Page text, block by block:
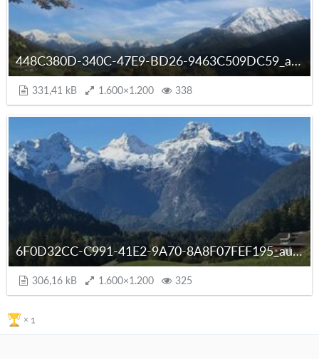
448C380D-340C-47E9-BD26-9463C509DC59_autoscaled.jpg
331,41 kB 1.600×1.200 338
6F0D32CC-C991-41E2-9A70-8A8F07FEF195_autoscaled.jpg
306,16 kB 1.600×1.200 325
1